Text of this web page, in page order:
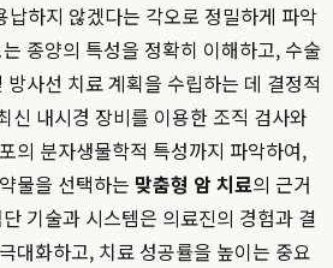
하지 않겠다는 각오로 정밀하게 파악
종양의 특성을 정확히 이해하고, 수술
사선 치료 계획을 수립하는 데 결정적
신 내시경 장비를 이용한 조직 검사와
의 분자생물학적 특성까지 파악하여,
물을 선택하는 맞춤형 암 치료의 근거
기술과 시스템은 의료진의 경험과 결
대화하고, 치료 성공률을 높이는 중요